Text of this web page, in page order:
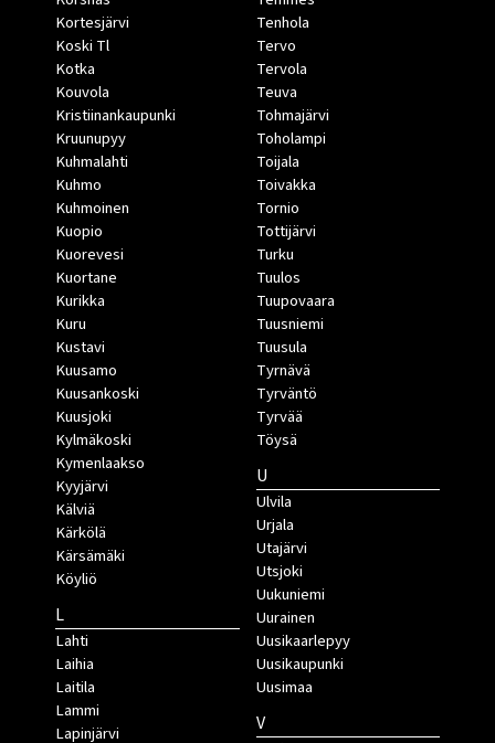
Kortesjärvi
Koski Tl
Kotka
Kouvola
Kristiinankaupunki
Kruunupyy
Kuhmalahti
Kuhmo
Kuhmoinen
Kuopio
Kuorevesi
Kuortane
Kurikka
Kuru
Kustavi
Kuusamo
Kuusankoski
Kuusjoki
Kylmäkoski
Kymenlaakso
Kyyjärvi
Kälviä
Kärkölä
Kärsämäki
Köyliö
L
Lahti
Laihia
Laitila
Lammi
Lapinjärvi
Tenhola
Tervo
Tervola
Teuva
Tohmajärvi
Toholampi
Toijala
Toivakka
Tornio
Tottijärvi
Turku
Tuulos
Tuupovaara
Tuusniemi
Tuusula
Tyrnävä
Tyrväntö
Tyrvää
Töysä
U
Ulvila
Urjala
Utajärvi
Utsjoki
Uukuniemi
Uurainen
Uusikaarlepyy
Uusikaupunki
Uusimaa
V